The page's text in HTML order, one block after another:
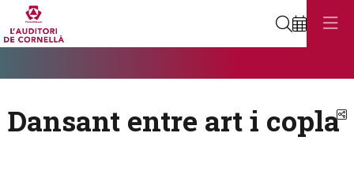
Cerca
Dansant entre art i copla